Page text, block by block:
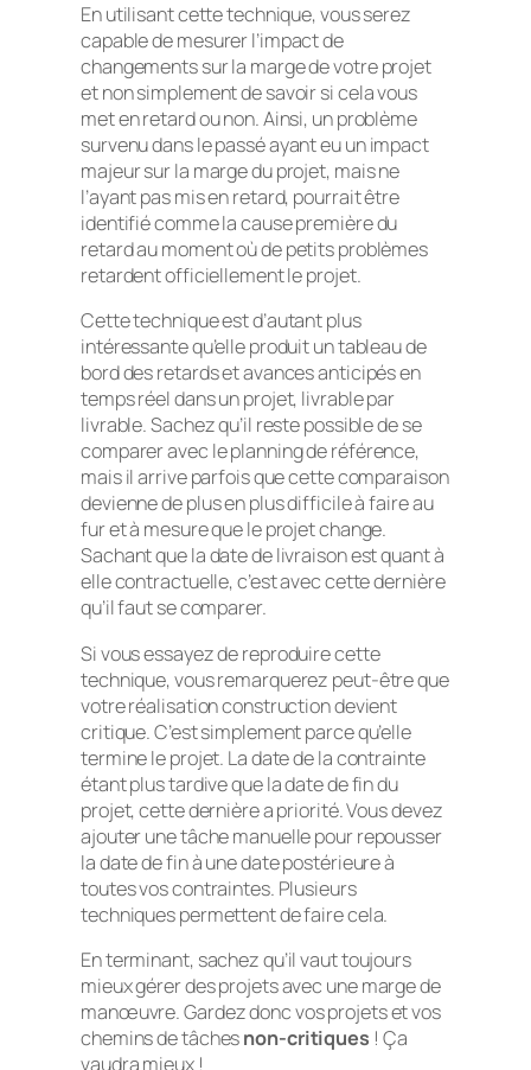
En utilisant cette technique, vous serez
capable de mesurer l’impact de
changements sur la marge de votre projet
et non simplement de savoir si cela vous
met en retard ou non. Ainsi, un problème
survenu dans le passé ayant eu un impact
majeur sur la marge du projet, mais ne
l’ayant pas mis en retard, pourrait être
identifié comme la cause première du
retard au moment où de petits problèmes
retardent officiellement le projet.
Cette technique est d’autant plus
intéressante qu’elle produit un tableau de
bord des retards et avances anticipés en
temps réel dans un projet, livrable par
livrable. Sachez qu’il reste possible de se
comparer avec le planning de référence,
mais il arrive parfois que cette comparaison
devienne de plus en plus difficile à faire au
fur et à mesure que le projet change.
Sachant que la date de livraison est quant à
elle contractuelle, c’est avec cette dernière
qu’il faut se comparer.
Si vous essayez de reproduire cette
technique, vous remarquerez peut-être que
votre réalisation construction devient
critique. C’est simplement parce qu’elle
termine le projet. La date de la contrainte
étant plus tardive que la date de fin du
projet, cette dernière a priorité. Vous devez
ajouter une tâche manuelle pour repousser
la date de fin à une date postérieure à
toutes vos contraintes. Plusieurs
techniques permettent de faire cela.
En terminant, sachez qu’il vaut toujours
mieux gérer des projets avec une marge de
manœuvre. Gardez donc vos projets et vos
chemins de tâchesnon-critiques ! Ça
vaudra mieux !